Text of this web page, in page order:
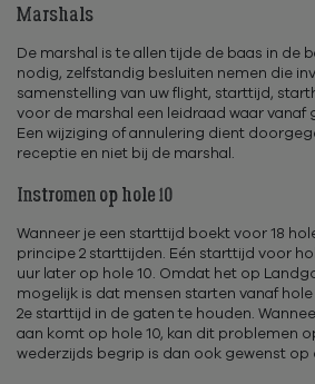
Marshals
De marshal is te allen tijde de baas in de
nodig, zelfstandig besluiten nemen die
samenstelling van uw flight, starttijd,
voor de marshal een leidraad waar vanaf
Een wijziging of annulering dient
receptie en niet bij de marshal.
Instromen op hole 10
Wanneer je een starttijd boekt voor 18
principe 2 starttijden. Eén starttijd voor
uur later op hole 10. Omdat het op
mogelijk is dat mensen starten vanaf hole
2e starttijd in de gaten te houden.
aan komt op hole 10, kan dit problemen
wederzijds begrip is dan ook gewenst op